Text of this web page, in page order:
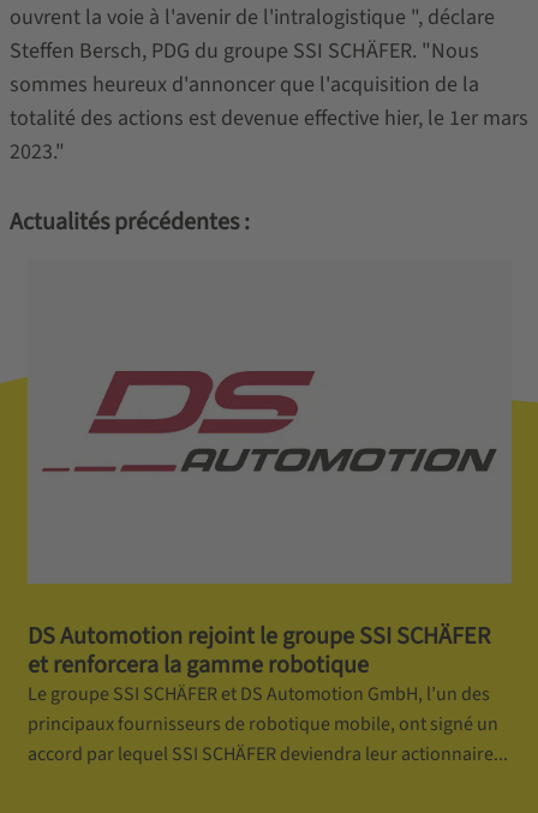
ouvrent la voie à l'avenir de l'intralogistique ", déclare
Steffen Bersch, PDG du groupe SSI SCHÄFER. "Nous
sommes heureux d'annoncer que l'acquisition de la
totalité des actions est devenue effective hier, le 1er mars
2023."
Actualités précédentes :
DS Automotion rejoint le groupe SSI SCHÄFER
et renforcera la gamme robotique
Le groupe SSI SCHÄFER et DS Automotion GmbH, l’un des
principaux fournisseurs de robotique mobile, ont signé un
accord par lequel SSI SCHÄFER deviendra leur actionnaire...